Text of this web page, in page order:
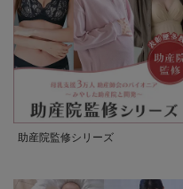
助産院監修シリーズ